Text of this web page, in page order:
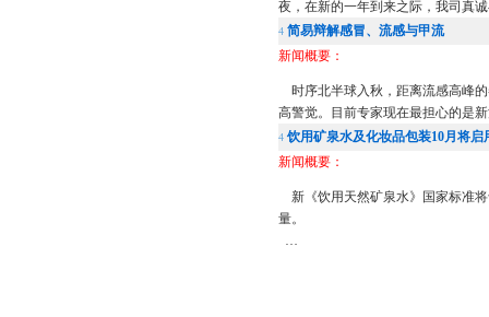
夜，在新的一年到来之际，我司真
4 简易辩解感冒、流感与甲流
新闻概要：
时序北半球入秋，距离流感高峰
高警觉。目前专家现在最担心的是
4 饮用矿泉水及化妆品包装10月将启
新闻概要：
新《饮用天然矿泉水》国家标准
量。
…